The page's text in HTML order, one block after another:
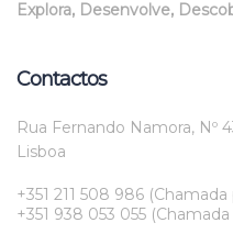
Explora, Desenvolve,
Contactos
Rua Fernando Namora, Nº
Lisboa
+351 211 508 986
+351 938 053 055